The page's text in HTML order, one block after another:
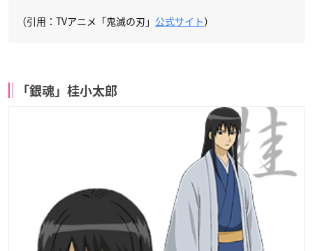
（引用：TVアニメ「鬼滅の刃」 公式サイト）
「銀魂」桂小太郎